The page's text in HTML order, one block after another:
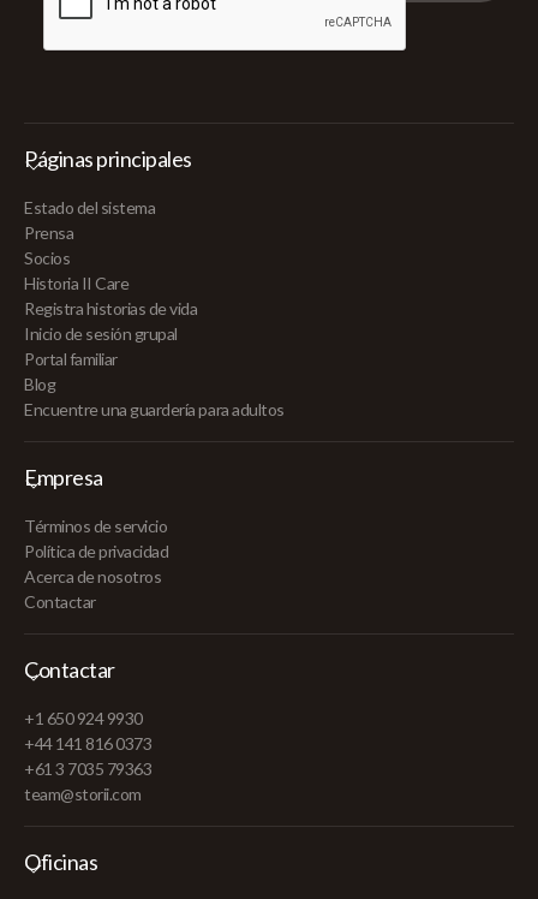
Páginas principales
Estado del sistema
Prensa
Socios
Historia II Care
Registra historias de vida
Inicio de sesión grupal
Portal familiar
Blog
Encuentre una guardería para adultos
Empresa
Términos de servicio
Política de privacidad
Acerca de nosotros
Contactar
Contactar
+1 650 924 9930
+44 141 816 0373
+61 3 7035 79363
team@storii.com
Oficinas